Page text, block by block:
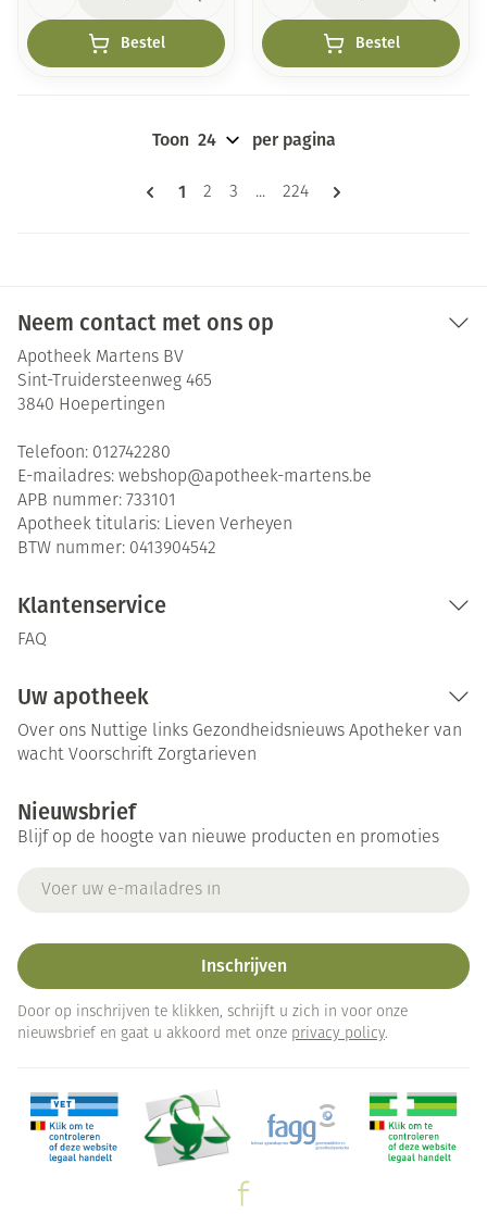
Bestel Bestel
Pagina's
U lees momenteel pagina
1 Pagina
2 Pagina
3 ... Pagina
224
Toon per pagina
Neem contact met ons op
Apotheek Martens BV
Sint-Truidersteenweg 465
3840 Hoepertingen
Telefoon: 012742280
E-mailadres: webshop@apotheek-martens.be
APB nummer: 733101
Apotheek titularis: Lieven Verheyen
BTW nummer: 0413904542
Klantenservice
FAQ
Uw apotheek
Over ons Nuttige links Gezondheidsnieuws Apotheker van
wacht Voorschrift Zorgtarieven
Nieuwsbrief
Blijf op de hoogte van nieuwe producten en promoties
Inschrijven
Door op inschrijven te klikken, schrijft u zich in voor onze
nieuwsbrief en gaat u akkoord met onze privacy policy.